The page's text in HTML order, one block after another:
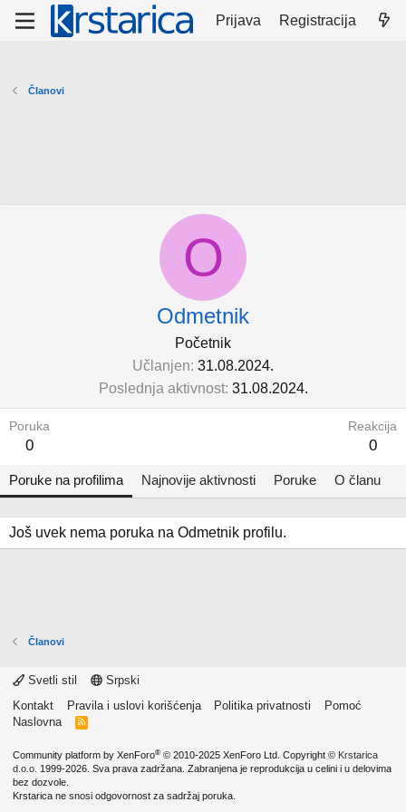
Prijava Registracija
Članovi
O
Odmetnik
Početnik
Učlanjen 31.08.2024.
Poslednja aktivnost 31.08.2024.
Poruka
0
Reakcija
0
Poruke na profilima Najnovije aktivnosti Poruke O članu
Još uvek nema poruka na Odmetnik profilu.
Članovi
Svetli stil
Srpski
Kontakt
Pravila i uslovi korišćenja Politika privatnosti
Pomoć
Naslovna
R
Community platform by XenForo® © 2010-2025 XenForo Ltd. Copyright © Krstarica
d.o.o. 1999-2026. Sva prava zadržana. Zabranjena je reprodukcija u celini i u delovima
bez dozvole.
Krstarica ne snosi odgovornost za sadržaj poruka.